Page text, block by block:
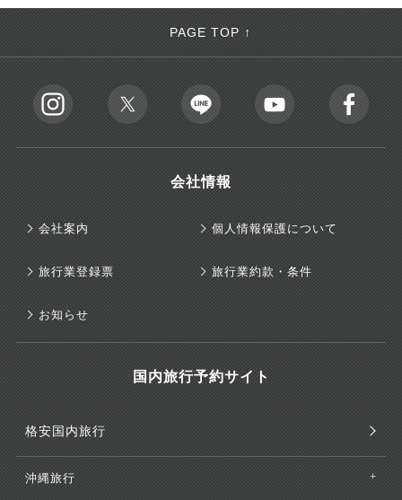
PAGE TOP ↑
会社情報
会社案内 個人情報保護について
旅行業登録票 旅行業約款・条件
お知らせ
国内旅行予約サイト
格安国内旅行
沖縄旅行